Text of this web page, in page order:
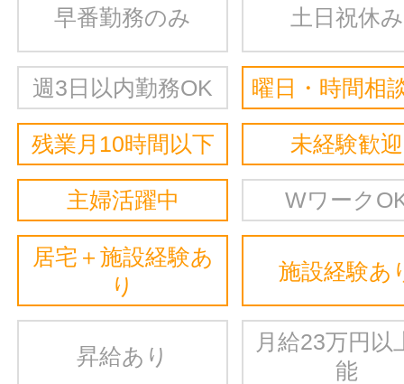
早番勤務のみ 土日祝休み
週3日以内勤務OK 曜日・時間相
残業月10時間以下 未経験歓迎
主婦活躍中 Wワーク
居宅＋施設経験あ
り
施設経験あ
昇給あり
月給23万円以
能